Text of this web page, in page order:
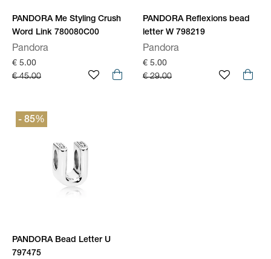
PANDORA Me Styling Crush
Word Link 780080C00
Pandora
€ 45.00
€ 5.00
PANDORA Reflexions bead
letter W 798219
Pandora
€ 29.00
€ 5.00
- 85%
PANDORA Bead Letter U
797475